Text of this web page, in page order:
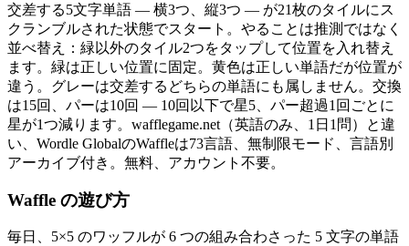
交差する5文字単語 — 横3つ、縦3つ — が21枚のタイルにス
クランブルされた状態でスタート。やることは推測ではなく
並べ替え：緑以外のタイル2つをタップして位置を入れ替え
ます。緑は正しい位置に固定。黄色は正しい単語だが位置が
違う。グレーは交差するどちらの単語にも属しません。交換
は15回、パーは10回 — 10回以下で星5、パー超過1回ごとに
星が1つ減ります。wafflegame.net（英語のみ、1日1問）と違
い、Wordle GlobalのWaffleは73言語、無制限モード、言語別
アーカイブ付き。無料、アカウント不要。
Waffle の遊び方
毎日、5×5 のワッフルが 6 つの組み合わさった 5 文字の単語